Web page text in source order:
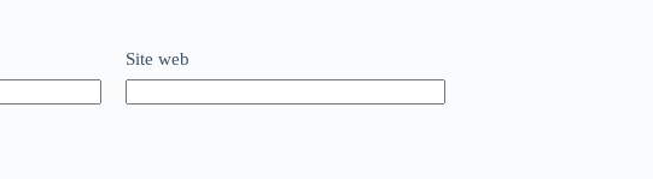
Site web